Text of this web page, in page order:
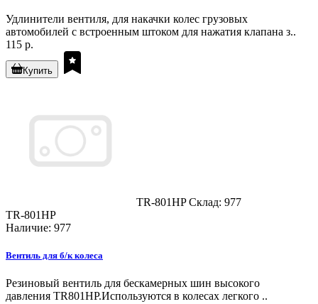
Удлинители вентиля, для накачки колес грузовых
автомобилей с встроенным штоком для нажатия клапана з..
115 р.
Купить
TR-801HP Склад: 977
TR-801HP
Наличие: 977
Вентиль для б/к колеса
Резиновый вентиль для бескамерных шин высокого
давления TR801HP.Используются в колесах легкого ..